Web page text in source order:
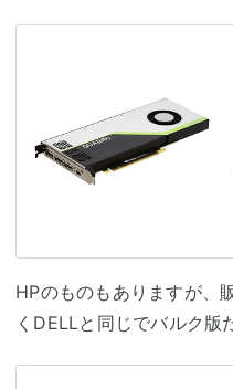
HPのものもありますが、
くDELLと同じでバルク版